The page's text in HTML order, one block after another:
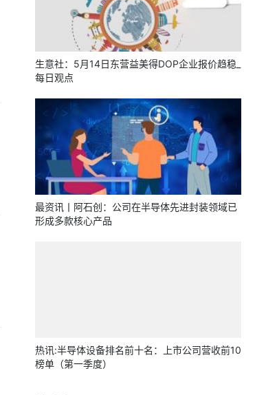
生意社：5月14日东营益美得DOP企业报价趋稳_
每日观点
最资讯丨阿石创：公司在半导体先进封装领域已
形成多款核心产品
热讯:半导体设备排名前十名：上市公司营收前10
榜单（第一季度）